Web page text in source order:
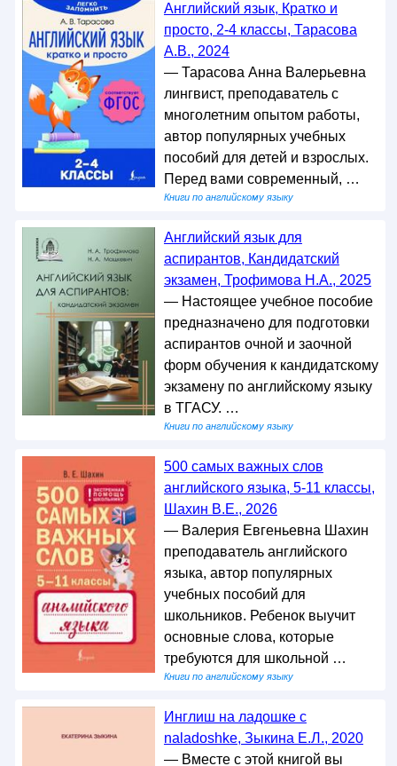
Английский язык, Кратко и
просто, 2-4 классы, Тарасова
А.В., 2024
— Тарасова Анна Валерьевна
лингвист, преподаватель с
многолетним опытом работы,
автор популярных учебных
пособий для детей и взрослых.
Перед вами современный, …
Книги по английскому языку
Английский язык для
аспирантов, Кандидатский
экзамен, Трофимова Н.А., 2025
— Настоящее учебное пособие
предназначено для подготовки
аспирантов очной и заочной
форм обучения к кандидатскому
экзамену по английскому языку
в ТГАСУ. …
Книги по английскому языку
500 самых важных слов
английского языка, 5-11 классы,
Шахин В.Е., 2026
— Валерия Евгеньевна Шахин
преподаватель английского
языка, автор популярных
учебных пособий для
школьников. Ребенок выучит
основные слова, которые
требуются для школьной …
Книги по английскому языку
Инглиш на ладошке с
naladoshke, Зыкина Е.Л., 2020
— Вместе с этой книгой вы